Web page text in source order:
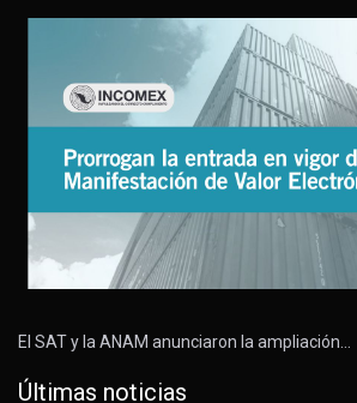
El SAT y la ANAM anunciaron la ampliación…
Últimas noticias